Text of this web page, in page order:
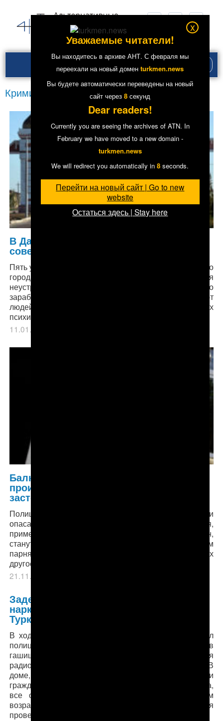
меню
Криминал
В Дашогузе в новогоднюю ночь
совершено пять убийств
Пять убийств за одни сутки – это для провинциального
города беспрецедентный случай. Жизненная
неустроенность, отсутствие работы и стабильного
заработка, рост цен и другие проблемы вынуждают
людей чаще заглядывать в рюмку, делают их
психически неуравновешенными и озлобленными.
11.01.2018
Балканабад: Жертвы полицейского
произвола по-прежнему остаются в
застенках
Полиция и прокуратура, оберегая честь мундира и
опасаясь того, что пытки и нечеловеческие истязания,
применяемые в отношении задержанных граждан,
станут достоянием гласности, предъявили этим
парням новое обвинение — по сути, повесив на них
другое нераскрытое преступление.
21.11.2017
Задержанные в Стамбуле
наркоторговцы оказались гражданами
Туркменистана
В ходе проведенной в стамбульском районе Картал
полицейской операции изъято 50 килограммов
гашиша и 350 граммов героина, сообщило 4 декабря
радио «Азатлык» со ссылкой на турецкие СМИ. В
доме, где были обнаружены наркотики, проживали
граждане Туркменистана, в том числе одна женщина,
все они названы лишь инициалами и указанием
возраста. Сотрудники антинаркотического управления
провели операцию одновременно…
x
Уважаемые читатели!
Вы находитесь в архиве АНТ. С февраля мы
переехали на новый доменturkmen.news
Вы будете автоматически переведены на новый
сайт через8 секунд
Dear readers!
Currently you are seeing the archives of ATN. In
February we have moved to a new domain -
turkmen.news
We will redirect you automatically in8 seconds.
Перейти на новый сайт | Go to new
website
Остаться здесь | Stay here